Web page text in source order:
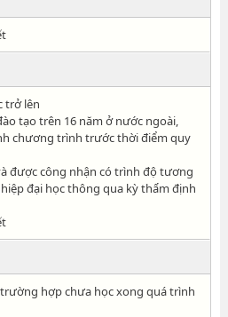
trở lên
tạo trên 16 năm ở nước ngoài,
chương trình trước thời điểm quy
được công nhận có trình độ tương
đại học thông qua kỳ thẩm định
hợp chưa học xong quá trình